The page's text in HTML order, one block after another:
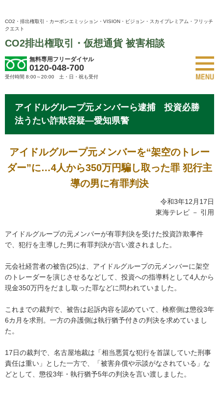
CO2・排出権取引・カーボンエミッション・VISION・ビジョン・スカイプレミアム・フリッチ
クエスト
CO2排出権取引・仮想通貨 被害相談
無料専用フリーダイヤル
0120-048-700
受付時間 8:00～20:00 土・日・祝も受付
アイドルグループ元メンバーら逮捕 投資必勝
法うたい詐欺容疑―愛知県警
アイドルグループ元メンバーを“架空のトレー
ダー”に…4人から350万円騙し取った罪 犯行主
導の男に有罪判決
令和3年12月17日
東海テレビ － 引用
アイドルグループの元メンバーが有罪判決を受けた投資詐欺事件
で、犯行を主導した男に有罪判決が言い渡されました。
元会社経営者の被告(25)は、アイドルグループの元メンバーに架空
のトレーダーを演じさせるなどして、投資への指導料として4人から
現金350万円をだまし取った罪などに問われていました。
これまでの裁判で、被告は起訴内容を認めていて、検察側は懲役3年
6カ月を求刑。一方の弁護側は執行猶予付きの判決を求めていまし
た。
17日の裁判で、名古屋地裁は「相当悪質な犯行を首謀していた刑事
責任は重い」とした一方で、「被害弁償や示談がなされている」な
どとして、懲役3年・執行猶予5年の判決を言い渡しました。